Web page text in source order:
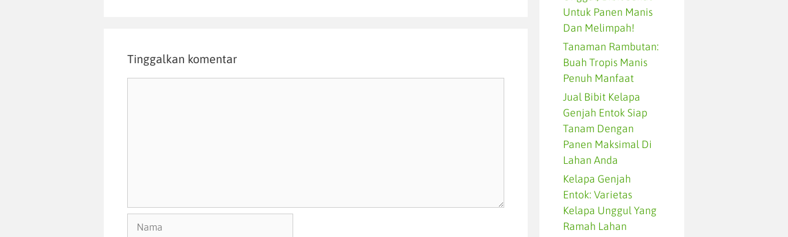
Tinggalkan komentar
Untuk Panen Manis
Dan Melimpah!
Tanaman Rambutan:
Buah Tropis Manis
Penuh Manfaat
Jual Bibit Kelapa
Genjah Entok Siap
Tanam Dengan
Panen Maksimal Di
Lahan Anda
Kelapa Genjah
Entok: Varietas
Kelapa Unggul Yang
Ramah Lahan